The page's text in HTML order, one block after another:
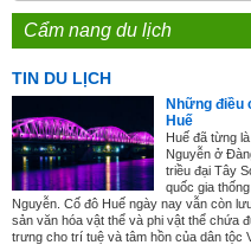
Cẩm nang du lịch
TIN DU LỊCH
Những điều
Huế
Huế đã từng
Nguyễn ở
triều đại Tây
quốc gia
Nguyễn. Cố đô Huế ngày nay vẫn còn
sản văn hóa vật thể và phi vật thể chứa
trưng cho trí tuệ và tâm hồn của dân tộc